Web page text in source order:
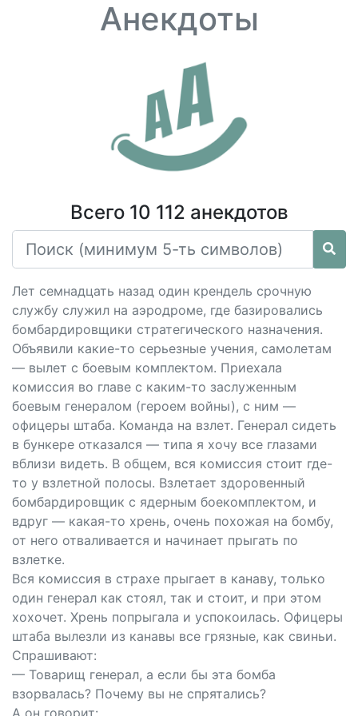
Анекдоты
Всего 10 112 анекдотов
Лет семнадцать назад один крендель срочную
службу служил на аэродроме, где базировались
бомбардировщики стратегического назначения.
Объявили какие-то серьезные учения, самолетам
— вылет с боевым комплектом. Приехала
комиссия во главе с каким-то заслуженным
боевым генералом (героем войны), с ним —
офицеры штаба. Команда на взлет. Генерал сидеть
в бункере отказался — типа я хочу все глазами
вблизи видеть. В общем, вся комиссия стоит где-
то у взлетной полосы. Взлетает здоровенный
бомбардировщик с ядерным боекомплектом, и
вдруг — какая-то хрень, очень похожая на бомбу,
от него отваливается и начинает прыгать по
взлетке.
Вся комиссия в страхе прыгает в канаву, только
один генерал как стоял, так и стоит, и при этом
хохочет. Хрень попрыгала и успокоилась. Офицеры
штаба вылезли из канавы все грязные, как свиньи.
Спрашивают:
— Товарищ генерал, а если бы эта бомба
взорвалась? Почему вы не спрятались?
А он говорит: